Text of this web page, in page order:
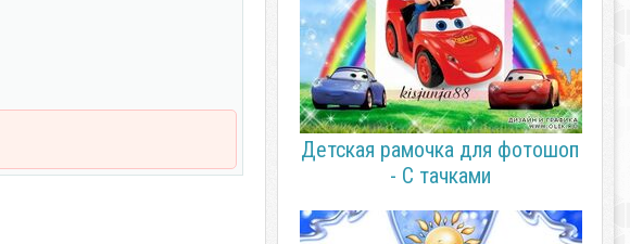
Детская рамочка для фотошоп
- С тачками